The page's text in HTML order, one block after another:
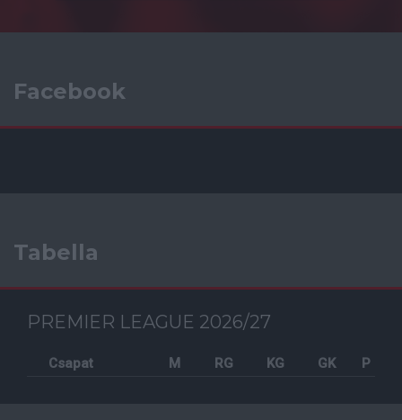
Facebook
Tabella
PREMIER LEAGUE 2026/27
Csapat M RG KG GK P